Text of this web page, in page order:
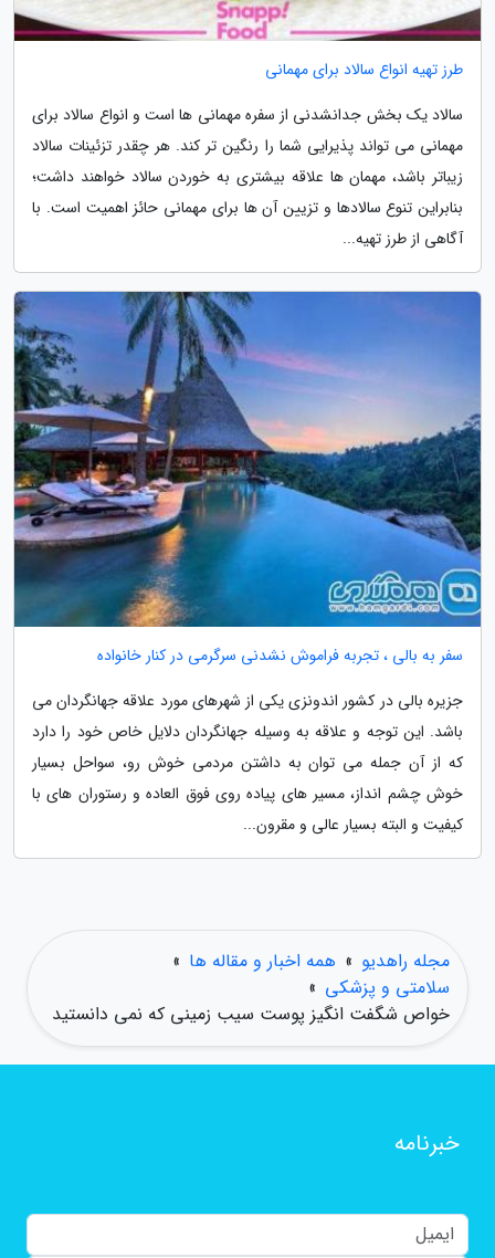
طرز تهیه انواع سالاد برای مهمانی
سالاد یک بخش جدانشدنی از سفره مهمانی ها است و انواع سالاد برای
مهمانی می تواند پذیرایی شما را رنگین تر کند. هر چقدر تزئینات سالاد
زیباتر باشد، مهمان ها علاقه بیشتری به خوردن سالاد خواهند داشت؛
بنابراین تنوع سالادها و تزیین آن ها برای مهمانی حائز اهمیت است. با
آگاهی از طرز تهیه...
سفر به بالی ، تجربه فراموش نشدنی سرگرمی در کنار خانواده
جزیره بالی در کشور اندونزی یکی از شهرهای مورد علاقه جهانگردان می
باشد. این توجه و علاقه به وسیله جهانگردان دلایل خاص خود را دارد
که از آن جمله می توان به داشتن مردمی خوش رو، سواحل بسیار
خوش چشم انداز، مسیر های پیاده روی فوق العاده و رستوران های با
کیفیت و البته بسیار عالی و مقرون...
مجله راهدیو » همه اخبار و مقاله ها »
سلامتی و پزشکی »
خواص شگفت انگیز پوست سیب زمینی که نمی دانستید
خبرنامه